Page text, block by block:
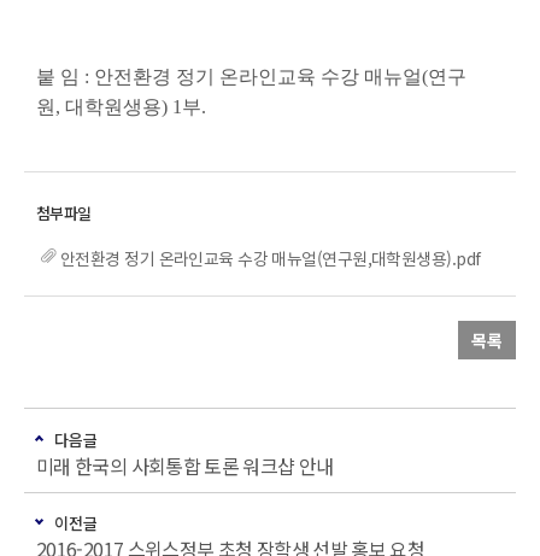
붙 임 : 안전환경 정기 온라인교육 수강 매뉴얼(연구
원 , 대학원생용) 1 부.
안전환경 정기 온라인교육 수강 매뉴얼(연구원,대학원생용).pdf
목록
다음글
미래 한국의 사회통합 토론 워크샵 안내
이전글
2016-2017 스위스정부 초청 장학생 선발 홍보 요청